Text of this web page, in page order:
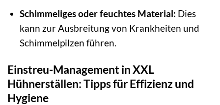
Schimmeliges oder feuchtes Material: Dies
kann zur Ausbreitung von Krankheiten und
Schimmelpilzen führen.
Einstreu-Management in XXL
Hühnerställen: Tipps für Effizienz und
Hygiene